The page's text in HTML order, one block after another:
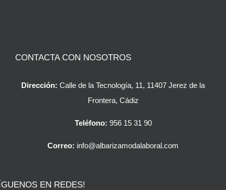
CONTACTA CON NOSOTROS
Dirección: Calle de la Tecnología, 11, 11407 Jerez de la
Frontera, Cádiz
Teléfono: 956 15 31 90
Correo: info@albarizamodalaboral.com
EN REDES!